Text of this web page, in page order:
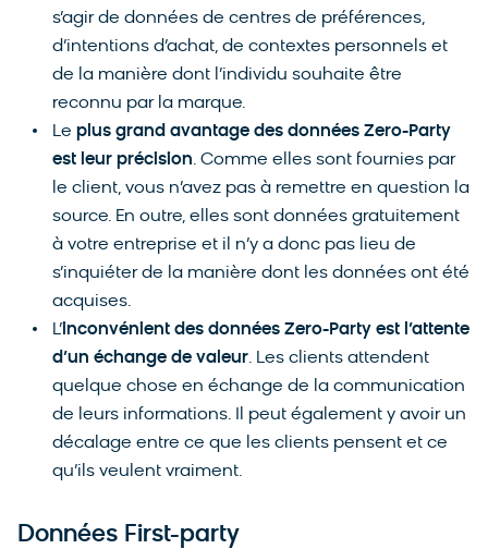
s’agir de données de centres de préférences,
d’intentions d’achat, de contextes personnels et
de la manière dont l’individu souhaite être
reconnu par la marque.
Le plus grand avantage des données Zero-Party
est leur précision. Comme elles sont fournies par
le client, vous n’avez pas à remettre en question la
source. En outre, elles sont données gratuitement
à votre entreprise et il n’y a donc pas lieu de
s’inquiéter de la manière dont les données ont été
acquises.
L’inconvénient des données Zero-Party est l’attente
d’un échange de valeur. Les clients attendent
quelque chose en échange de la communication
de leurs informations. Il peut également y avoir un
décalage entre ce que les clients pensent et ce
qu’ils veulent vraiment.
Données First-party